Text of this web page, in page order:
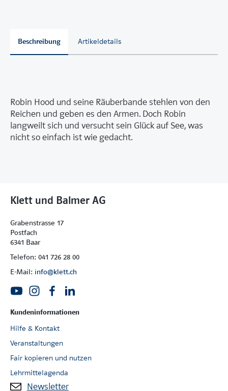
Beschreibung Artikeldetails
Robin Hood und seine Räuberbande stehlen von den
Reichen und geben es den Armen. Doch Robin
langweilt sich und versucht sein Glück auf See, was
nicht so einfach ist wie gedacht.
Klett und Balmer AG
Grabenstrasse 17
Postfach
6341 Baar
Telefon: 041 726 28 00
E-Mail: info@klett.ch
Kundeninformationen
Hilfe & Kontakt
Veranstaltungen
Fair kopieren und nutzen
Lehrmittelagenda
Newsletter